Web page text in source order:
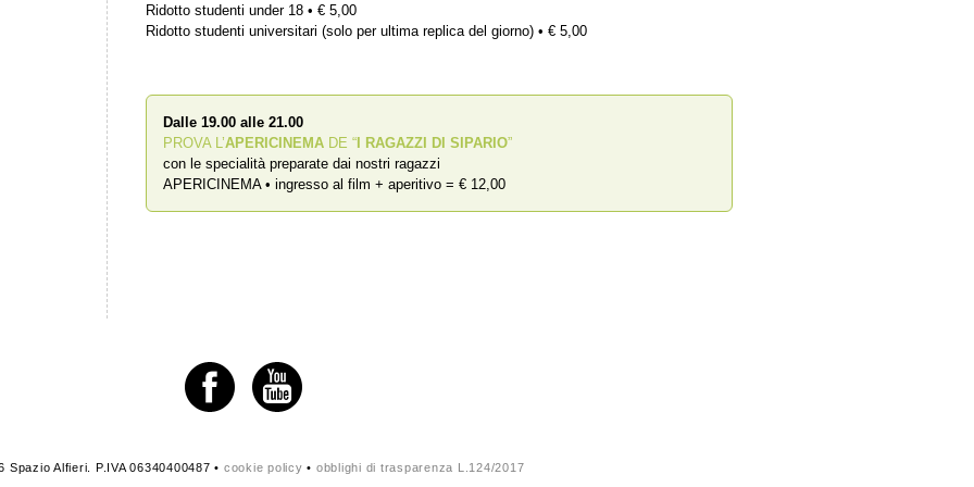
Ridotto studenti under 18 • € 5,00
Ridotto studenti universitari (solo per ultima replica del giorno) • € 5,00
Dalle 19.00 alle 21.00
PROVA L’APERICINEMA DE “ I RAGAZZI DI SIPARIO”
con le specialità preparate dai nostri ragazzi
APERICINEMA • ingresso al film + aperitivo = € 12,00
Spazio Alfieri. P.IVA 06340400487 • cookie policy • obblighi di trasparenza L.124/2017